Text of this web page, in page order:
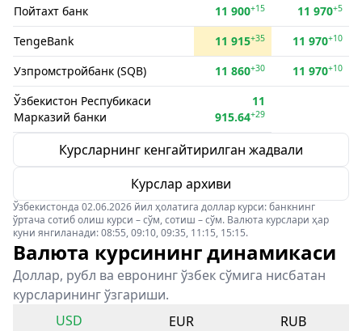
Пойтахт банк 11 900+15 11 970+5
TengeBank 11 915+35 11 970+10
Узпромстройбанк (SQB) 11 860+30 11 970+10
Ўзбекистон Респубикаси
Марказий банки
11
915.64+29
Курсларнинг кенгайтирилган жадвали
Курслар архиви
Ўзбекистонда 02.06.2026 йил ҳолатига доллар курси: банкнинг
ўртача сотиб олиш курси – сўм, сотиш – сўм. Валюта курслари ҳар
куни янгиланади: 08:55, 09:10, 09:35, 11:15, 15:15.
Валюта курсининг динамикаси
Доллар, рубл ва евронинг ўзбек сўмига нисбатан
курсларининг ўзгариши.
USD
EUR RUB